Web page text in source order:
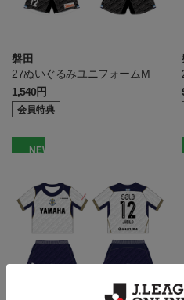
磐田
27ぬいぐるみユニフォームM
1,540円
会員特典
NEW